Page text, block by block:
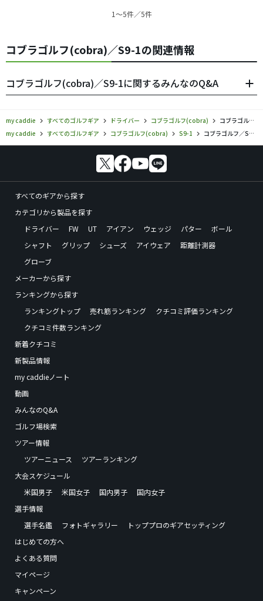
1〜5件／5件
コブラゴルフ(cobra)／S9-1の関連情報
コブラゴルフ(cobra)／S9-1に関するみんなのQ&A
my caddie すべてのゴルフギア ドライバー コブラゴルフ(cobra)
コブラゴルフ／S9-1／ドライバーの口コミ評価
my caddie
すべてのゴルフギア コブラゴルフ(cobra) S9-1 コブラゴルフ／S9-1／ドライバーの口コミ評価
すべてのギアから探す
カテゴリから製品を探す
ドライバー
FW UT アイアン ウェッジ パター
ボール
シャフト
グリップ シューズ アイウェア
距離計測器
グローブ
メーカーから探す
ランキングから探す
ランキングトップ
売れ筋ランキング
クチコミ評価ランキング
クチコミ件数ランキング
新着クチコミ
新製品情報
my caddieノート
動画
みんなのQ&A
ゴルフ場検索
ツアー情報
ツアーニュース
ツアーランキング
大会スケジュール
米国男子
米国女子 国内男子
国内女子
選手情報
選手名鑑
フォトギャラリー
トッププロのギアセッティング
はじめての方へ
よくある質問
マイページ
キャンペーン